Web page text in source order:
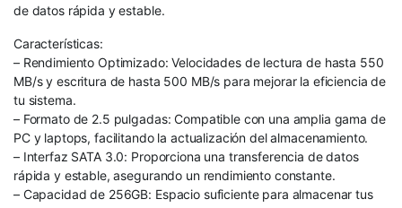
de datos rápida y estable.
Características:
– Rendimiento Optimizado: Velocidades de lectura de hasta 550
MB/s y escritura de hasta 500 MB/s para mejorar la eficiencia de
tu sistema.
– Formato de 2.5 pulgadas: Compatible con una amplia gama de
PC y laptops, facilitando la actualización del almacenamiento.
– Interfaz SATA 3.0: Proporciona una transferencia de datos
rápida y estable, asegurando un rendimiento constante.
– Capacidad de 256GB: Espacio suficiente para almacenar tus